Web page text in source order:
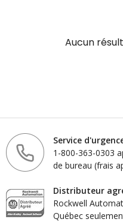
Aucun
Service
1-800-363-0303
de bureau (frais
Distributeur
Rockwell
Québec